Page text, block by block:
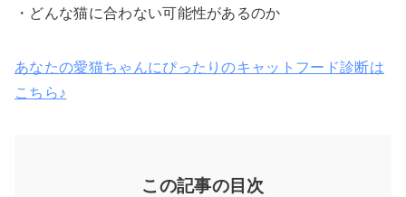
・どんな猫に合わない可能性があるのか
あなたの愛猫ちゃんにぴったりのキャットフード診断は
こちら♪
この記事の目次